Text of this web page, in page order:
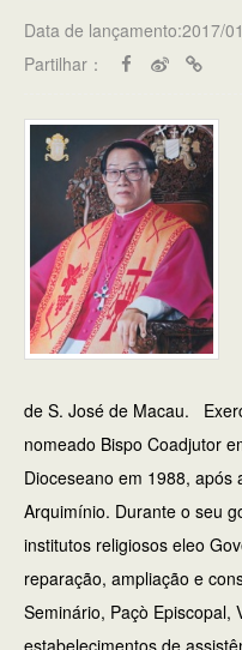
Data de lançamento:2017/
Partilhar：
de S. José de Macau.
nomeado Bispo Coadjutor
Dioceseano em 1988,
Arquimínio. Durante o seu
institutos religiosos eleo
reparação, ampliação e
Seminário, Paçò Episcopal,
estabelecimentos de